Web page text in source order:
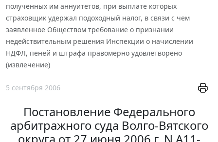
полученных им аннуитетов, при выплате которых
страховщик удержал подоходный налог, в связи с чем
заявленное Обществом требование о признании
недействительным решения Инспекции о начислении
НДФЛ, пеней и штрафа правомерно удовлетворено
(извлечение)
5 сентября 2006
Постановление Федерального
арбитражного суда Волго-Вятского